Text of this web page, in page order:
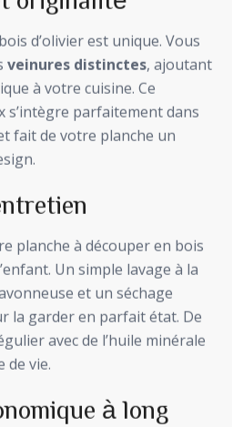
d’olivier est unique. Vous
veinures distinctes, ajoutant
à votre cuisine. Ce
s’intègre parfaitement dans
fait de votre planche un
planche à découper en bois
Un simple lavage à la
et un séchage
la garder en parfait état. De
avec de l’huile minérale
de vie.
à long